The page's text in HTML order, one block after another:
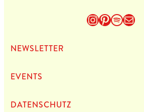
Instagram
Pinterest
Spotify
E-Mail
NEWS­LET­TER
EVENTS
DATEN­SCHUTZ